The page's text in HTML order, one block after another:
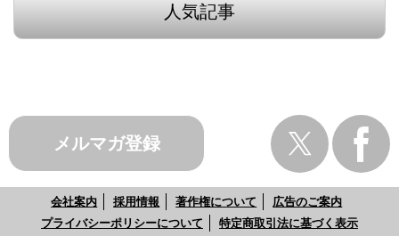
人気記事
メルマガ登録
会社案内 採用情報 著作権について
広告のご案内
プライバシーポリシーについて
特定商取引法に基づく表示